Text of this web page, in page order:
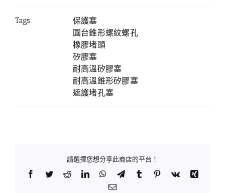
Tags:
保護塞
圓台錐形螺紋螺孔
橡膠堵頭
矽膠塞
耐高溫矽膠塞
耐高溫錐形矽膠塞
遮護堵孔塞
請選擇您想分享此商店的平台！
Facebook
TwitterRedditLinkedInWhatsApp
TelegramTumblr Pinterest
Vk
Xing
Email: